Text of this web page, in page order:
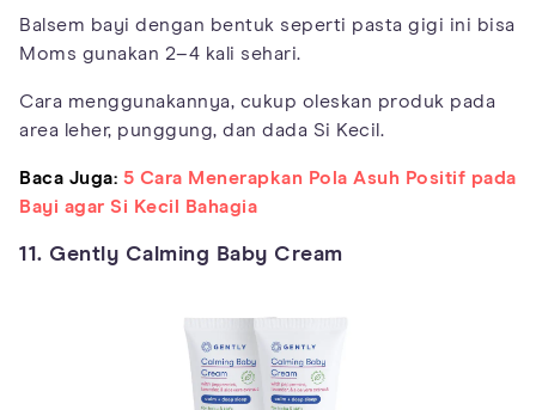
Balsem bayi dengan bentuk seperti pasta gigi ini bisa
Moms gunakan 2–4 kali sehari.
Cara menggunakannya, cukup oleskan produk pada
area leher, punggung, dan dada Si Kecil.
Baca Juga: 5 Cara Menerapkan Pola Asuh Positif pada
Bayi agar Si Kecil Bahagia
11. Gently Calming Baby Cream